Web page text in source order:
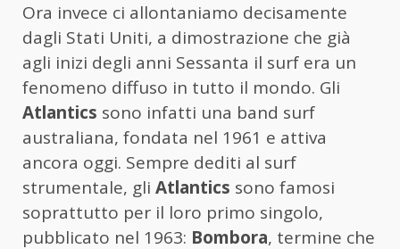
Ora invece ci allontaniamo decisamente
dagli Stati Uniti, a dimostrazione che già
agli inizi degli anni Sessanta il surf era un
fenomeno diffuso in tutto il mondo. Gli
Atlantics sono infatti una band surf
australiana, fondata nel 1961 e attiva
ancora oggi. Sempre dediti al surf
strumentale, gli Atlantics sono famosi
soprattutto per il loro primo singolo,
pubblicato nel 1963: Bombora, termine che